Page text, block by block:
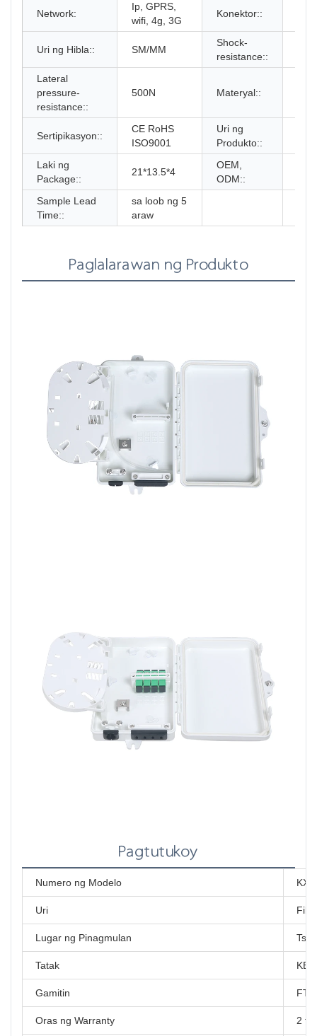
Network:
Ip, GPRS,
wifi, 4g, 3G
Konektor::
Uri ng Hibla:: SM/MM
Shock-
resistance::
Lateral
pressure-
resistance::
500N Materyal::
Sertipikasyon::
CE RoHS
ISO9001
Uri ng
Produkto::
Laki ng
Package::
21*13.5*4
OEM,
ODM::
Sample Lead
Time::
sa loob ng 5
araw
Paglalarawan ng Produkto
Pagtutukoy
Numero ng Modelo
Uri
Lugar ng Pinagmulan
Tatak
Gamitin
Oras ng Warranty 2